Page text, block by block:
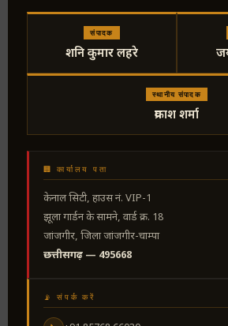
संपादक
शनि कुमार लहरे
स्थानीय संपादक
प्रकाश शर्मा
🏢 कार्यालय पता
केनाल सिटी, हाउस नं. VIP-1
झूला गार्डन के सामने, वार्ड क्र. 18
जांजगीर, जिला जांजगीर-चाम्पा
छत्तीसगढ़ — 495668
📡 संपर्क करें